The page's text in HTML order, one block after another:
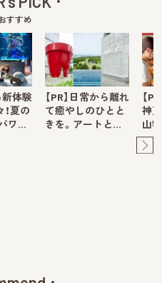
すすめ
新体験
夏の
ワ…
【PR】日常から離れ
て癒やしのひとと
きを。アートと…
【
神
山